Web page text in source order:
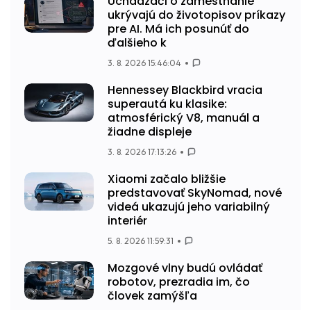
ukrývajú do životopisov príkazy
pre AI. Má ich posunúť do
ďalšieho k
3. 8. 2026 15:46:04
Hennessey Blackbird vracia
superautá ku klasike:
atmosférický V8, manuál a
žiadne displeje
3. 8. 2026 17:13:26
Xiaomi začalo bližšie
predstavovať SkyNomad, nové
videá ukazujú jeho variabilný
interiér
5. 8. 2026 11:59:31
Mozgové vlny budú ovládať
robotov, prezradia im, čo
človek zamýšľa